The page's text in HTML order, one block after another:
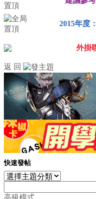
2015年度
外掛
返 回
快速發帖
高級模式